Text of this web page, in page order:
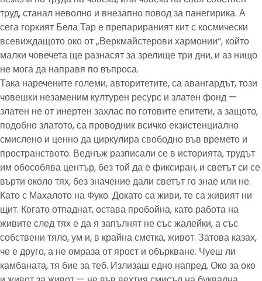
труд, станал неволно и внезапно повод за панегирика. А
сега горкият Бела Тар е препарираният кит с космически
всевиждащото око от „Веркмайстерови хармонии“, който
малки човечета ще разнасят за зрелище три дни, и аз нищо
не мога да направя по въпроса.
Така наречените големи, авторитетите, са авангардът, този
човешки незаменим културен ресурс и златен фонд —
златен не от инертен захлас по готовите епитети, а защото,
подобно златото, са проводник всичко екзистенциално
смислено и ценно да циркулира свободно във времето и
пространството. Веднъж разписали се в историята, трудът
им обособява център, без той да е фиксиран, и светът си се
върти около тях, без значение дали светът го знае или не.
Като с Махалото на Фуко. Докато са живи, те са живият ни
щит. Когато отпаднат, остава пробойна, като работа на
живите след тях е да я запълнят не със жалейки, а със
собствени тяло, ум и, в крайна сметка, живот. Затова казах,
че е друго, а не омраза от ярост и объркване. Чуеш ли
камбаната, тя бие за теб. Излизаш едно напред. Око за око